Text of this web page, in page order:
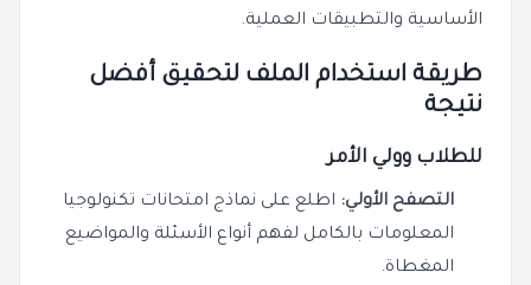
الأساسية والتطبيقات العملية.
طريقة استخدام الملف لتحقيق أفضل
نتيجة
للطلاب وولي الأمر
التصفح الأولي: اطلع على نماذج امتحانات تكنولوجيا
المعلومات بالكامل لفهم أنواع الأسئلة والمواضيع
المغطاة.